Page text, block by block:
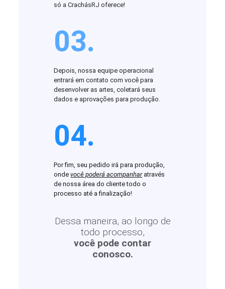
só a CrachásRJ oferece!
03.
Depois, nossa equipe operacional
entrará em contato com você para
desenvolver as artes, coletará seus
dados e aprovações para produção.
04.
Por fim, seu pedido irá para produção,
ondevocê poderá acompanharatravés
de nossa área do cliente todo o
processo até a finalização!
Dessa maneira, ao longo de
todo processo,
você pode contar
conosco.